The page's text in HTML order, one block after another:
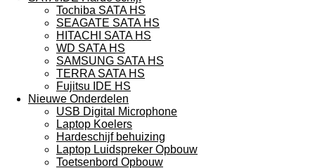
Tochiba SATA HS
SEAGATE SATA HS
HITACHI SATA HS
WD SATA HS
SAMSUNG SATA HS
TERRA SATA HS
Fujitsu IDE HS
Nieuwe Onderdelen
USB Digital Microphone
Laptop Koelers
Hardeschijf behuizing
Laptop Luidspreker Opbouw
Toetsenbord Opbouw